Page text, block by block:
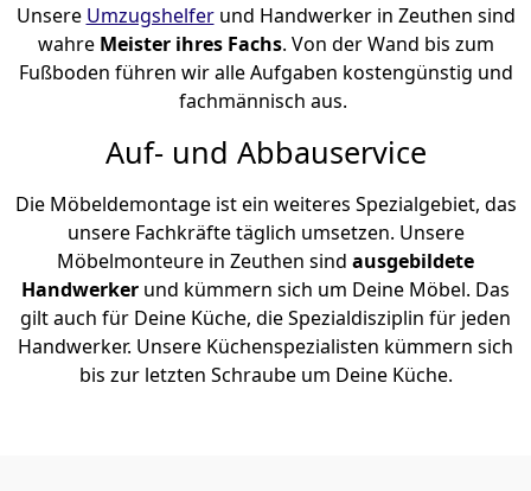
Unsere Umzugshelferund Handwerker in Zeuthen sind
wahre Meister ihres Fachs. Von der Wand bis zum
Fußboden führen wir alle Aufgaben kostengünstig und
fachmännisch aus.
Auf- und Abbauservice
Die Möbeldemontage ist ein weiteres Spezialgebiet, das
unsere Fachkräfte täglich umsetzen. Unsere
Möbelmonteure in Zeuthen sind ausgebildete
Handwerker und kümmern sich um Deine Möbel. Das
gilt auch für Deine Küche, die Spezialdisziplin für jeden
Handwerker. Unsere Küchenspezialisten kümmern sich
bis zur letzten Schraube um Deine Küche.